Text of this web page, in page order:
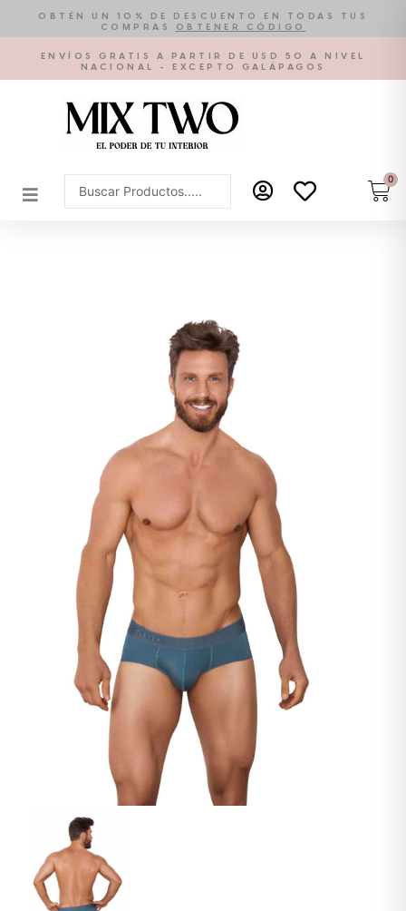
contenido
OBTÉN UN 10% DE DESCUENTO EN TODAS TUS
COMPRAS
OBTENER CÓDIGO
ENVÍOS GRATIS A PARTIR DE USD 50 A NIVEL
NACIONAL - EXCEPTO GALÁPAGOS
Search
...
0